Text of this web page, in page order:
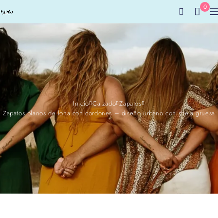
0
Inicio Calzado Zapatos
Zapatos planos de lona con cordones – diseño urbano con suela gruesa